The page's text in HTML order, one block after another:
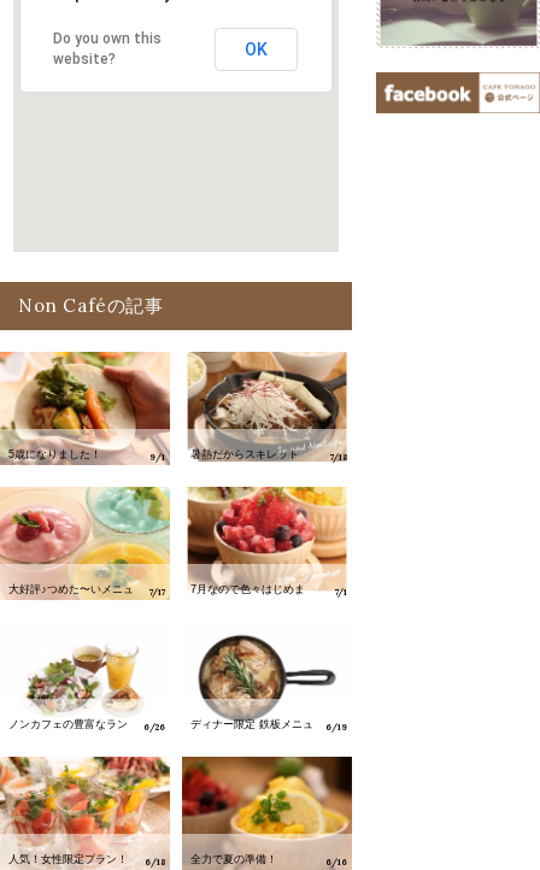
Do you own this
website?
OK
Non Caféの記事
5歳になりました！ 9/1 暑熱だからスキレット 7/18
大好評♪つめた〜いメニュ
7/17
7月なので色々はじめま
7/1
ノンカフェの豊富なラン
6/26
ディナー限定 鉄板メニュ
6/19
人気！女性限定プラン！ 6/18 全力で夏の準備！ 6/16